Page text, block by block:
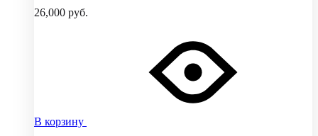
26,000 руб.
В корзину